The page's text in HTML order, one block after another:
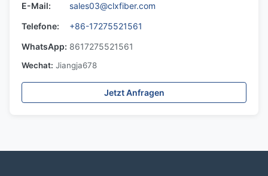
E-Mail:
sales03@clxfiber.com
Telefone:
+86-17275521561
WhatsApp: 8617275521561
Wechat: Jiangja678
Jetzt Anfragen